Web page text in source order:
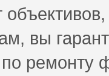
вы
ремонту